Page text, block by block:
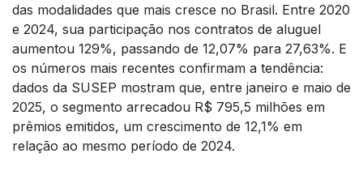
das modalidades que mais cresce no Brasil. Entre 2020
e 2024, sua participação nos contratos de aluguel
aumentou 129%, passando de 12,07% para 27,63%. E
os números mais recentes confirmam a tendência:
dados da SUSEP mostram que, entre janeiro e maio de
2025, o segmento arrecadou R$ 795,5 milhões em
prêmios emitidos, um crescimento de 12,1% em
relação ao mesmo período de 2024.